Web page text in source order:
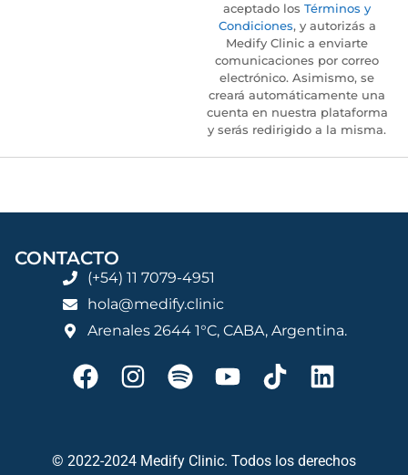
aceptado los Términos y
Condiciones, y autorizás a
Medify Clinic a enviarte
comunicaciones por correo
electrónico. Asimismo, se
creará automáticamente una
cuenta en nuestra plataforma
y serás redirigido a la misma.
CONTACTO
(+54) 11 7079-4951
hola@medify.clinic
Arenales 2644 1°C, CABA, Argentina.
© 2022-2024 Medify Clinic. Todos los derechos